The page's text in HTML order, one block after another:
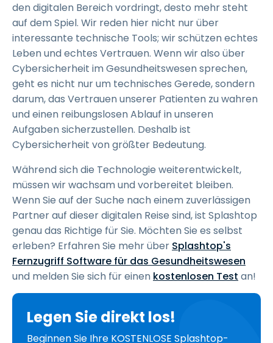
den digitalen Bereich vordringt, desto mehr steht
auf dem Spiel. Wir reden hier nicht nur über
interessante technische Tools; wir schützen echtes
Leben und echtes Vertrauen. Wenn wir also über
Cybersicherheit im Gesundheitswesen sprechen,
geht es nicht nur um technisches Gerede, sondern
darum, das Vertrauen unserer Patienten zu wahren
und einen reibungslosen Ablauf in unseren
Aufgaben sicherzustellen. Deshalb ist
Cybersicherheit von größter Bedeutung.
Während sich die Technologie weiterentwickelt,
müssen wir wachsam und vorbereitet bleiben.
Wenn Sie auf der Suche nach einem zuverlässigen
Partner auf dieser digitalen Reise sind, ist Splashtop
genau das Richtige für Sie. Möchten Sie es selbst
erleben? Erfahren Sie mehr über Splashtop's
Fernzugriff Software für das Gesundheitswesen
und melden Sie sich für einen kostenlosen Test an!
Legen Sie direkt los!
Beginnen Sie Ihre KOSTENLOSE Splashtop-